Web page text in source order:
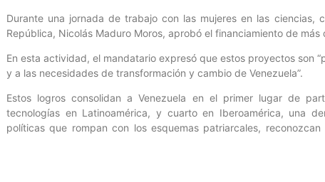
Durante una jornada de trabajo con las mujeres en las
República, Nicolás Maduro Moros, aprobó el financiamiento de
En esta actividad, el mandatario expresó que estos proyectos son
y a las necesidades de transformación y cambio de Venezuela”.
Estos logros consolidan a Venezuela en el primer lugar de
tecnologías en Latinoamérica, y cuarto en Iberoamérica, una
políticas que rompan con los esquemas patriarcales,